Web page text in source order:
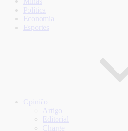
Política
Economia
Esportes
Opinião
Artigo
Editorial
Charge